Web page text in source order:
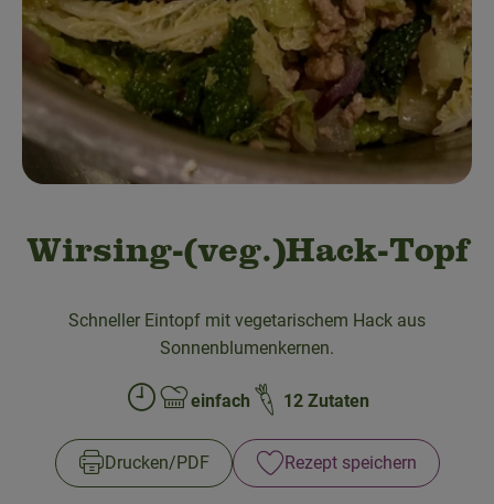
Obst & Gemüse
Bäckerei
Kühltheke
Speisekammer
Drogerie & Haushalt
💜 Schnupperangebot
💚 bioLiese für alle!
🍎 Bio-Jobkiste
Wirsing-(veg.)Hack-Topf
Schneller Eintopf mit vegetarischem Hack aus
Sonnenblumenkernen.
Zubreitungszeit:
Schwierigkeit:
einfach 12 Zutaten
Drucken​/​PDF Rezept speichern